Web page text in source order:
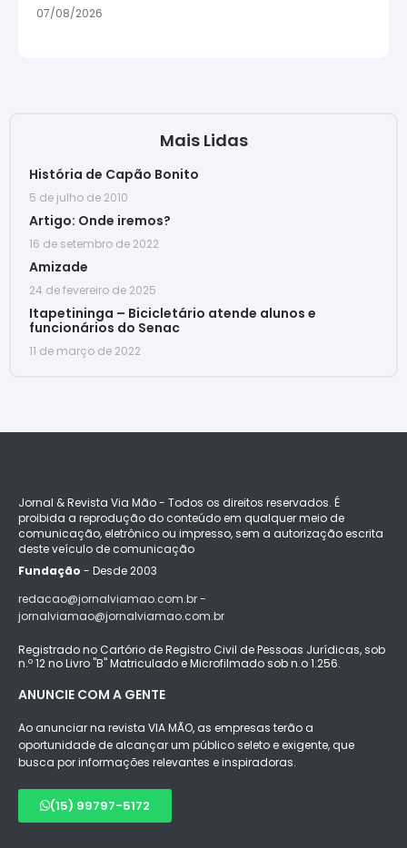
07/08/2026
Mais Lidas
História de Capão Bonito
5 de julho de 2010
Artigo: Onde iremos?
16 de setembro de 2022
Amizade
24 de fevereiro de 2025
Itapetininga – Bicicletário atende alunos e
funcionários do Senac
11 de março de 2022
Jornal & Revista Via Mão - Todos os direitos reservados. É
proibida a reprodução do conteúdo em qualquer meio de
comunicação, eletrônico ou impresso, sem a autorização escrita
deste veículo de comunicação
Fundação - Desde 2003
redacao@jornalviamao.com.br -
jornalviamao@jornalviamao.com.br
Registrado no Cartório de Registro Civil de Pessoas Jurídicas, sob
n.º 12 no Livro "B" Matriculado e Microfilmado sob n.o 1.256.
ANUNCIE COM A GENTE
Ao anunciar na revista VIA MÃO, as empresas terão a
oportunidade de alcançar um público seleto e exigente, que
busca por informações relevantes e inspiradoras.
(15) 99797-5172